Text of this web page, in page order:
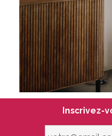
Inscrivez-